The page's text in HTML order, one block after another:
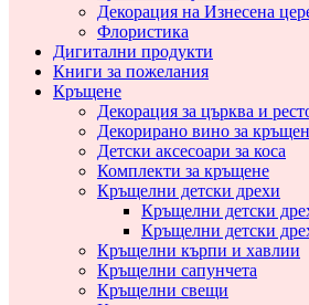
Декорация на Изнесена
Флористика
Дигитални продукти
Книги за пожелания
Кръщене
Декорация за църква и
Декорирано вино за
Детски аксесоари за коса
Комплекти за кръщене
Кръщелни детски дрехи
Кръщелни детски
Кръщелни детски
Кръщелни кърпи и хавлии
Кръщелни сапунчета
Кръщелни свещи